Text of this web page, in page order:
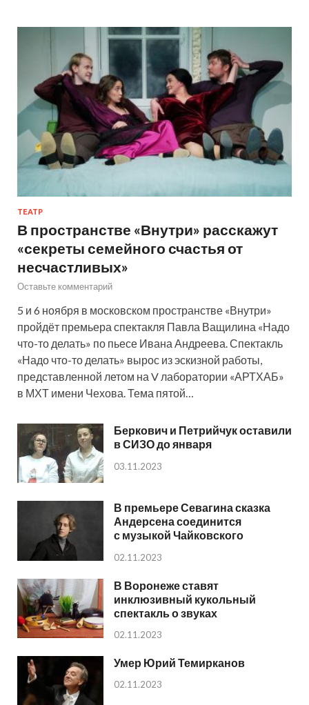
ТЕАТР
В пространстве «Внутри» расскажут
«секреты семейного счастья от
несчастливых»
Оставьте комментарий
5 и 6 ноября в московском пространстве «Внутри»
пройдёт премьера спектакля Павла Ващилина «Надо
что-то делать» по пьесе Ивана Андреева. Спектакль
«Надо что-то делать» вырос из эскизной работы,
представленной летом на V лаборатории «АРТХАБ»
в МХТ имени Чехова. Тема пятой…
Беркович и Петрийчук оставили
в СИЗО до января
03.11.2023
В премьере Севагина сказка
Андерсена соединится
с музыкой Чайковского
02.11.2023
В Воронеже ставят
инклюзивный кукольный
спектакль о звуках
02.11.2023
Умер Юрий Темирканов
02.11.2023